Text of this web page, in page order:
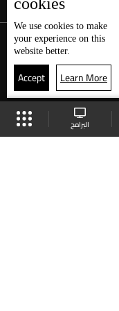
البرامج
We use cookies to make
your experience on this
website better.
Accept Learn More
البث المباشر